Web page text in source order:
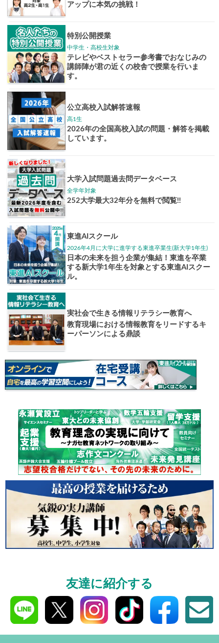
志作文コンクール
情報
大学入試偏差値ランキング 現役合格
お知らせ・イベント
高3生・高2生・高1生対
東進の実力講師陣
導を今すぐ体験!!
個別相談
高3生・高2生・高1生と
受験や高校の成績
ください！
資料請求
高3生・高2生・高1生対
資料請求・イベン
ら！
友達に紹介する